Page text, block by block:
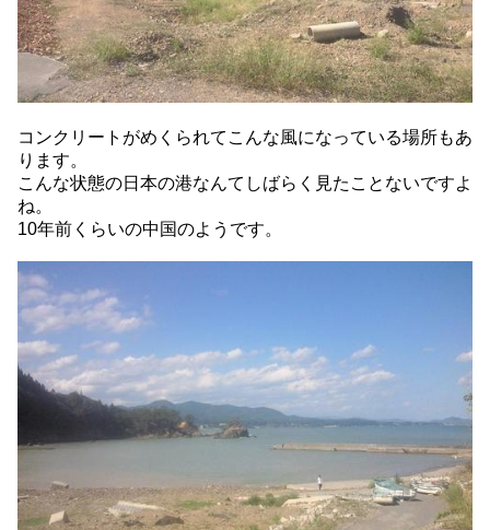
コンクリートがめくられてこんな風になっている場所もあ
ります。
こんな状態の日本の港なんてしばらく見たことないですよ
ね。
10年前くらいの中国のようです。